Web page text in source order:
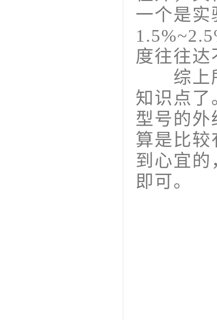
一个是实
度往往
综上所
知识点
型号的
算是比较
到心宜
即可。